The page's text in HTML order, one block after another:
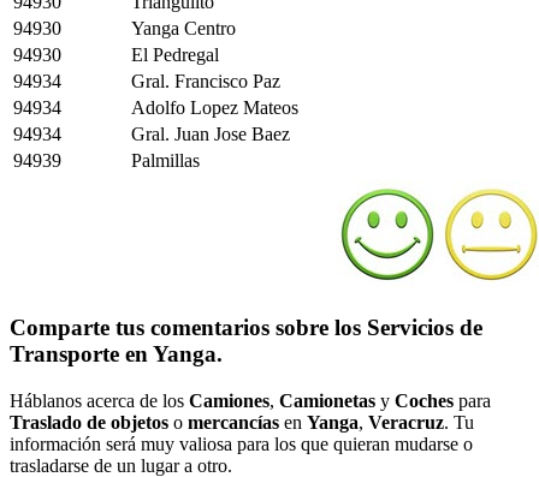
94930
Yanga Centro
94930
El Pedregal
94934
Gral. Francisco Paz
94934
Adolfo Lopez Mateos
94934
Gral. Juan Jose Baez
94939
Palmillas
Comparte tus comentarios sobre los Servicios de
Transporte en Yanga.
Háblanos acerca de los Camiones, Camionetas y Coches para
Traslado de objetos o mercancías en Yanga, Veracruz. Tu
información será muy valiosa para los que quieran mudarse o
trasladarse de un lugar a otro.